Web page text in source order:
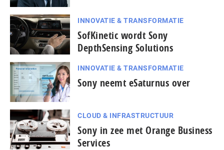
INNOVATIE & TRANSFORMATIE
SofKinetic wordt Sony
DepthSensing Solutions
INNOVATIE & TRANSFORMATIE
Sony neemt eSaturnus over
CLOUD & INFRASTRUCTUUR
Sony in zee met Orange Business
Services